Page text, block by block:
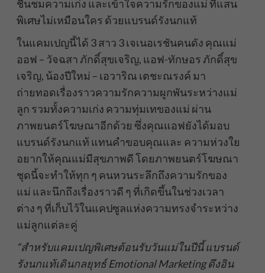
ชื่นชมความเก่ง และเข้าใจความรักของแม่ ที่แสน
พิเศษไม่เหมือนใคร ด้วยแบรนด์รังนกแท้
ในแคมเปญนี้ได้ 3 สาว 3 เจเนอเรชันคนดัง คุณแม่
ออฟ – วัจฉสา ภักดิ์สุขเจริญ, แอฟ-ทักษอร ภักดิ์สุข
เจริญ, น้องปีใหม่ – เอวาริณ เตชะณรงค์ มา
ถ่ายทอดเรื่องราวความรักความผูกพันระหว่างแม่
ลูก รวมทั้งความเก่ง ความทุ่มเทของแม่ ผ่าน
ภาพยนตร์โฆษณาอีกด้วย ซึ่งคุณแอฟยังได้มอบ
แบรนด์รังนกแท้ แทนคำขอบคุณและ ความห่วงใย
อยากให้คุณแม่มีสุขภาพดี โดยภาพยนตร์โฆษณา
ชุดนี้จะทำให้ทุก ๆ คนหวนระลึกถึงความรักของ
แม่ และนึกถึงเรื่องราวดี ๆ ที่เกิดขึ้นในช่วงเวลา
ต่าง ๆ ที่เก็บไว้ในแคปซูลแห่งความทรงจำระหว่าง
แม่ลูกแต่ละคู่
“สำหรับแคมเปญพิเศษต้อนรับวันแม่ในปีนี้ แบรนด์
รังนกแท้เดินกลยุทธ์ Emotional Marketing ดึงอิน